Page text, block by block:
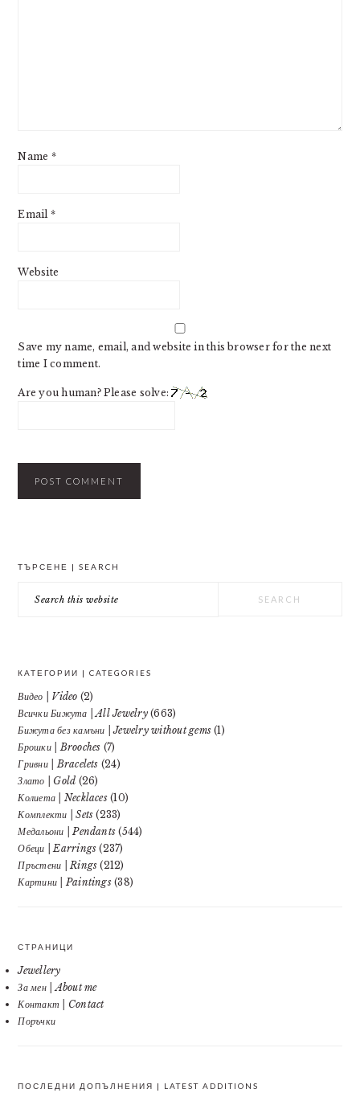
Name *
Email *
Website
Save my name, email, and website in this browser for the next
time I comment.
Are you human? Please solve:
ТЪРСЕНЕ | SEARCH
this
КАТЕГОРИИ | CATEGORIES
Видео | Video (2)
Всички Бижута | All Jewelry(663)
Бижута без камъни | Jewelry without gems (1)
Брошки | Brooches (7)
Гривни | Bracelets (24)
Злато | Gold (26)
Колиета | Necklaces(10)
Комплекти | Sets (233)
Медальони | Pendants (544)
Обеци | Earrings (237)
Пръстени | Rings (212)
Картини | Paintings(38)
СТРАНИЦИ
Jewellery
За мен | About me
Контакт | Contact
Поръчки
ПОСЛЕДНИ ДОПЪЛНЕНИЯ | LATEST ADDITIONS